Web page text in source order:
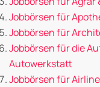
Jobbörsen für
Jobbörsen für
Jobbörsen für die
Autowerkstatt
Jobbörsen für